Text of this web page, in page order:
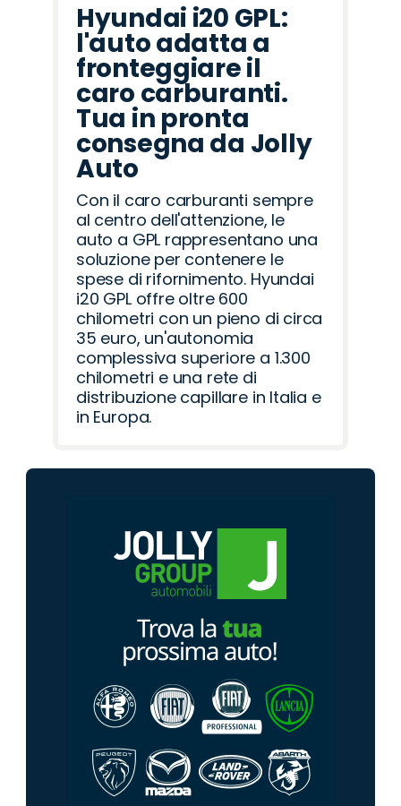
Hyundai i20 GPL:
l'auto adatta a
fronteggiare il
caro carburanti.
Tua in pronta
consegna da Jolly
Auto
Con il caro carburanti sempre
al centro dell'attenzione, le
auto a GPL rappresentano una
soluzione per contenere le
spese di rifornimento. Hyundai
i20 GPL offre oltre 600
chilometri con un pieno di circa
35 euro, un'autonomia
complessiva superiore a 1.300
chilometri e una rete di
distribuzione capillare in Italia e
in Europa.